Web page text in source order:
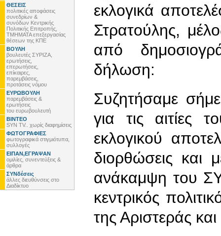
ΘΕΣΕΙΣ
πολιτικές αποφάσεις
συνεδρίων &
συνόδων Κεντρικής
Πολιτικής Επιτροπής,
ΤΜΗΜΑΤΑ επεξεργασίας
θέσεων της ΚΠΕ
ΒΟΥΛΗ
βουλευτές ΣΥΡΙΖΑ,
ερωτήσεις,
επερωτήσεις,
επίκαιρες,
παρεμβάσεις,
προτάσεις νόμου
ΕΥΡΩΒΟΥΛΗ
παρεμβάσεις &
ερωτήσεις
του ευρωβουλευτή
ΒΙΝΤΕΟ
SYN TV.. χωρίς διαφημίσεις
ΦΩΤΟΓΡΑΦΙΕΣ
φωτογραφικά στιγμιότυπα,
συλλογές
ΕΙΠΑΝ,ΕΓΡΑΨΑΝ
ομιλίες, συνεντεύξεις &
άρθρα
ΣΥΝδέσεις
άλλες διευθύνσεις στο
Διαδίκτυο
εκλογικά
Στρατούλης,
από
δήλωση:
Συζητήσαμε
για τις αιτίες
εκλογικού
διορθώσεις και
ανάκαμψη του
κεντρικός
της Αριστεράς